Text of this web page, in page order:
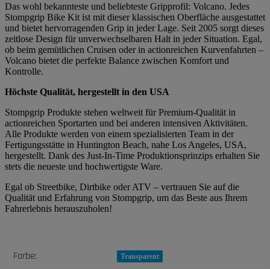
Das wohl bekannteste und beliebteste Gripprofil: Volcano. Jedes
Stompgrip Bike Kit ist mit dieser klassischen Oberfläche ausgestattet
und bietet hervorragenden Grip in jeder Lage. Seit 2005 sorgt dieses
zeitlose Design für unverwechselbaren Halt in jeder Situation. Egal,
ob beim gemütlichen Cruisen oder in actionreichen Kurvenfahrten –
Volcano bietet die perfekte Balance zwischen Komfort und
Kontrolle.
Höchste Qualität, hergestellt in den USA
Stompgrip Produkte stehen weltweit für Premium-Qualität in
actionreichen Sportarten und bei anderen intensiven Aktivitäten.
Alle Produkte werden von einem spezialisierten Team in der
Fertigungsstätte in Huntington Beach, nahe Los Angeles, USA,
hergestellt. Dank des Just-In-Time Produktionsprinzips erhalten Sie
stets die neueste und hochwertigste Ware.
Egal ob Streetbike, Dirtbike oder ATV – vertrauen Sie auf die
Qualität und Erfahrung von Stompgrip, um das Beste aus Ihrem
Fahrerlebnis herauszuholen!
Produkteigenschaft
Wert
Farbe: Transparent